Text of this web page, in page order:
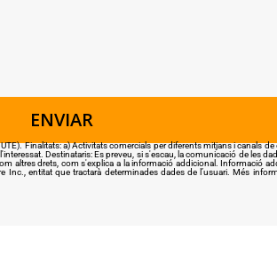
Finalitats: a) Activitats comercials per diferents mitjans i canals
Destinataris: Es preveu, si s'escau, la comunicació de les
altres drets, com s'explica a la informació addicional. Informació
entitat que tractarà determinades dades de l’usuari. Més